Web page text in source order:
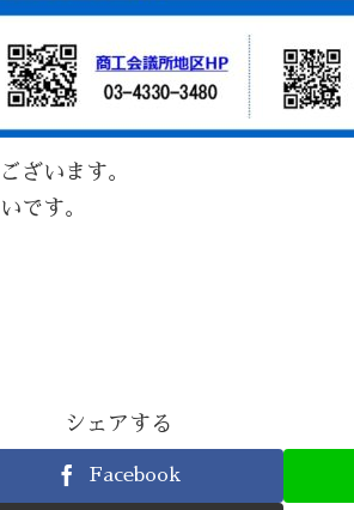
ざいます。
です。
シェアする
Facebook